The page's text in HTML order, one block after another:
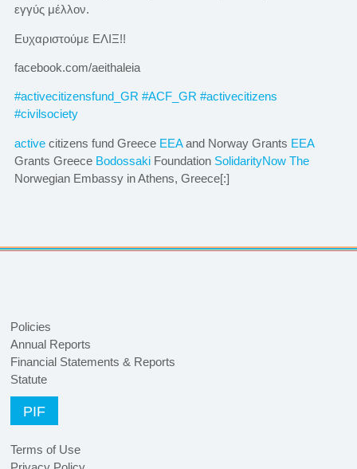
εγγύς μέλλον.
Ευχαριστούμε ΕΛΙΞ!!
facebook.com/aeithaleia
#activecitizensfund_GR #ACF_GR #activecitizens
#civilsociety
activecitizens fund Greece EEAand Norway Grants EEA
Grants Greece BodossakiFoundation SolidarityNow The
Norwegian Embassy in Athens, Greece[:]
Policies
Annual Reports
Financial Statements & Reports
Statute
PIF
Terms of Use